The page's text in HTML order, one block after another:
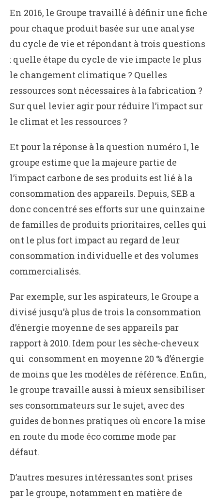
En 2016, le Groupe travaillé à définir une fiche
pour chaque produit basée sur une analyse
du cycle de vie et répondant à trois questions
: quelle étape du cycle de vie impacte le plus
le changement climatique ? Quelles
ressources sont nécessaires à la fabrication ?
Sur quel levier agir pour réduire l’impact sur
le climat et les ressources ?
Et pour la réponse à la question numéro 1, le
groupe estime que la majeure partie de
l’impact carbone de ses produits est lié à la
consommation des appareils. Depuis, SEB a
donc concentré ses efforts sur une quinzaine
de familles de produits prioritaires, celles qui
ont le plus fort impact au regard de leur
consommation individuelle et des volumes
commercialisés.
Par exemple, sur les aspirateurs, le Groupe a
divisé jusqu’à plus de trois la consommation
d’énergie moyenne de ses appareils par
rapport à 2010. Idem pour les sèche-cheveux
qui consomment en moyenne 20 % d’énergie
de moins que les modèles de référence. Enfin,
le groupe travaille aussi à mieux sensibiliser
ses consommateurs sur le sujet, avec des
guides de bonnes pratiques où encore la mise
en route du mode éco comme mode par
défaut.
D’autres mesures intéressantes sont prises
par le groupe, notamment en matière de